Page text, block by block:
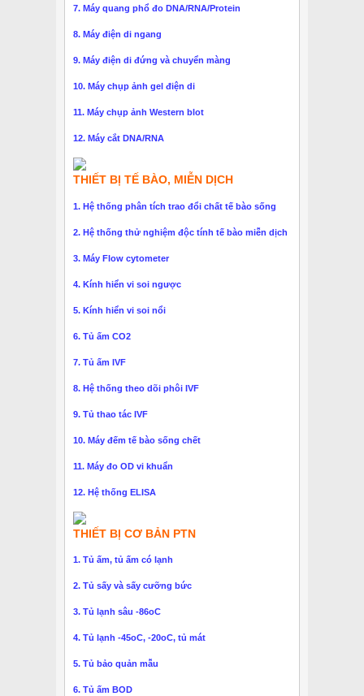
7. Máy quang phổ đo DNA/RNA/Protein
8. Máy điện di ngang
9. Máy điện di đứng và chuyển màng
10. Máy chụp ảnh gel điện di
11. Máy chụp ảnh Western blot
12. Máy cắt DNA/RNA
THIẾT BỊ TẾ BÀO, MIỄN DỊCH
1. Hệ thống phân tích trao đổi chất tế bào sống
2. Hệ thống thử nghiệm độc tính tế bào miễn dịch
3. Máy Flow cytometer
4. Kính hiển vi soi ngược
5. Kính hiển vi soi nổi
6. Tủ ấm CO2
7. Tủ ấm IVF
8. Hệ thống theo dõi phôi IVF
9. Tủ thao tác IVF
10. Máy đếm tế bào sống chết
11. Máy đo OD vi khuẩn
12. Hệ thống ELISA
THIẾT BỊ CƠ BẢN PTN
1. Tủ ấm, tủ ấm có lạnh
2. Tủ sấy và sấy cưỡng bức
3. Tủ lạnh sâu -86oC
4. Tủ lạnh -45oC, -20oC, tủ mát
5. Tủ bảo quản mẫu
6. Tủ ấm BOD